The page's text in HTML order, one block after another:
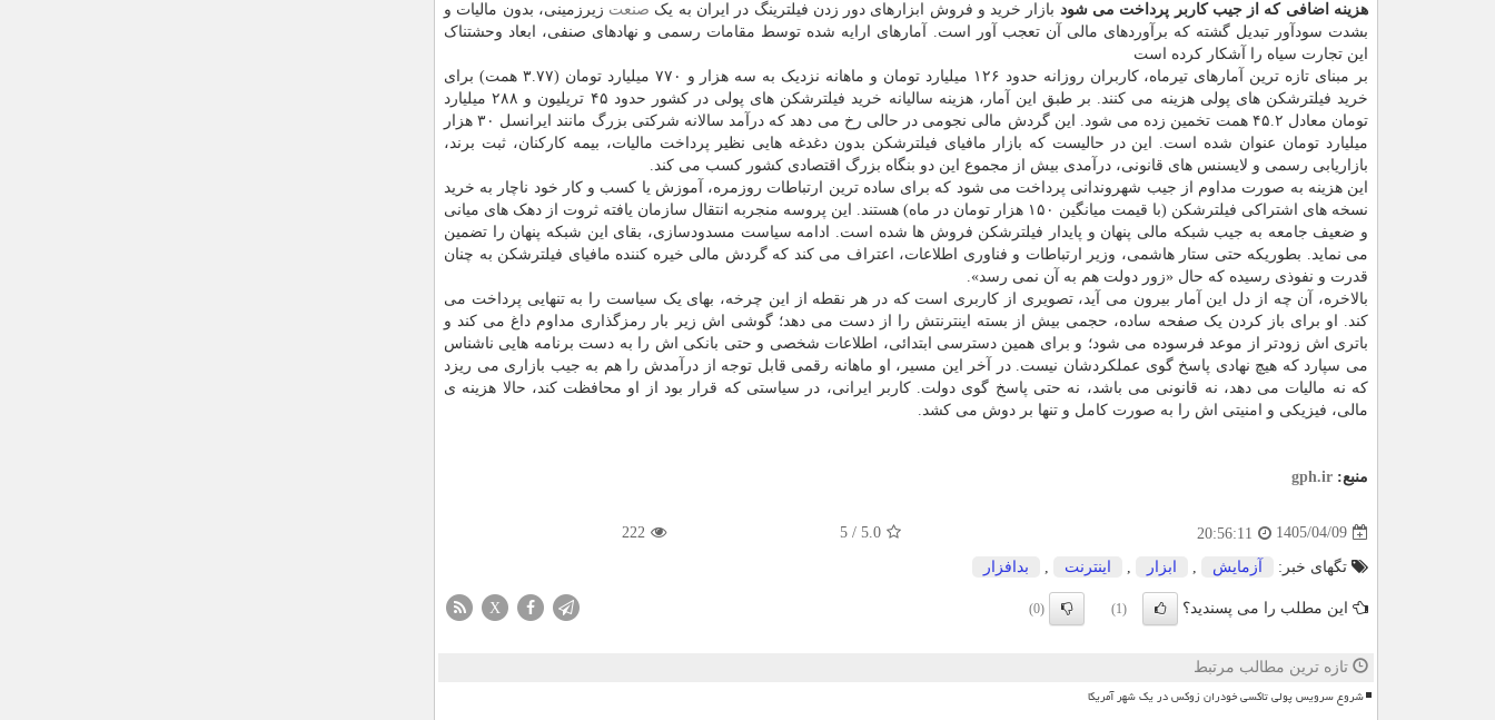
هزینه اضافی که از جیب کاربر پرداخت می شود بازار خرید و فروش ابزارهای دور زدن فیلترینگ در ایران به یک صنعت زیرزمینی، بدون مالیات و
بشدت سودآور تبدیل گشته که برآوردهای مالی آن تعجب آور است. آمارهای ارایه شده توسط مقامات رسمی و نهادهای صنفی، ابعاد وحشتناک
این تجارت سیاه را آشکار کرده است
بر مبنای تازه ترین آمارهای تیرماه، کاربران روزانه حدود ۱۲۶ میلیارد تومان و ماهانه نزدیک به سه هزار و ۷۷۰ میلیارد تومان (۳.۷۷ همت) برای
خرید فیلترشکن های پولی هزینه می کنند. بر طبق این آمار، هزینه سالیانه خرید فیلترشکن های پولی در کشور حدود ۴۵ تریلیون و ۲۸۸ میلیارد
تومان معادل ۴۵.۲ همت تخمین زده می شود. این گردش مالی نجومی در حالی رخ می دهد که درآمد سالانه شرکتی بزرگ مانند ایرانسل ۳۰ هزار
میلیارد تومان عنوان شده است. این در حالیست که بازار مافیای فیلترشکن بدون دغدغه هایی نظیر پرداخت مالیات، بیمه کارکنان، ثبت برند،
بازاریابی رسمی و لایسنس های قانونی، درآمدی بیش از مجموع این دو بنگاه بزرگ اقتصادی کشور کسب می کند.
این هزینه به صورت مداوم از جیب شهروندانی پرداخت می شود که برای ساده ترین ارتباطات روزمره، آموزش یا کسب و کار خود ناچار به خرید
نسخه های اشتراکی فیلترشکن (با قیمت میانگین ۱۵۰ هزار تومان در ماه) هستند. این پروسه منجربه انتقال سازمان یافته ثروت از دهک های میانی
و ضعیف جامعه به جیب شبکه مالی پنهان و پایدار فیلترشکن فروش ها شده است. ادامه سیاست مسدودسازی، بقای این شبکه پنهان را تضمین
می نماید. بطوریکه حتی ستار هاشمی، وزیر ارتباطات و فناوری اطلاعات، اعتراف می کند که گردش مالی خیره کننده مافیای فیلترشکن به چنان
قدرت و نفوذی رسیده که حال «زور دولت هم به آن نمی رسد».
بالاخره، آن چه از دل این آمار بیرون می آید، تصویری از کاربری است که در هر نقطه از این چرخه، بهای یک سیاست را به تنهایی پرداخت می
کند. او برای باز کردن یک صفحه ساده، حجمی بیش از بسته اینترنتش را از دست می دهد؛ گوشی اش زیر بار رمزگذاری مداوم داغ می کند و
باتری اش زودتر از موعد فرسوده می شود؛ و برای همین دسترسی ابتدائی، اطلاعات شخصی و حتی بانکی اش را به دست برنامه هایی ناشناس
می سپارد که هیچ نهادی پاسخ گوی عملکردشان نیست. در آخر این مسیر، او ماهانه رقمی قابل توجه از درآمدش را هم به جیب بازاری می ریزد
که نه مالیات می دهد، نه قانونی می باشد، نه حتی پاسخ گوی دولت. کاربر ایرانی، در سیاستی که قرار بود از او محافظت کند، حالا هزینه ی
مالی، فیزیکی و امنیتی اش را به صورت کامل و تنها بر دوش می کشد.
منبع: gph.ir
1405/04/09
20:56:11
5.0
/
5
222
تگهای خبر: آزمایش ابزار اینترنت بدافزار
این مطلب را می پسندید؟ (1)
(0)
X
تازه ترین مطالب مرتبط
شروع سرویس پولی تاکسی خودران زوکس در یک شهر آمریکا